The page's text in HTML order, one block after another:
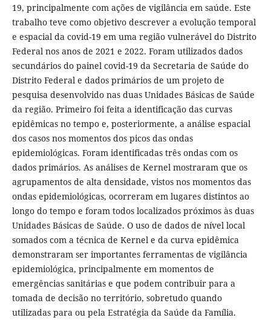
19, principalmente com ações de vigilância em saúde. Este
trabalho teve como objetivo descrever a evolução temporal
e espacial da covid-19 em uma região vulnerável do Distrito
Federal nos anos de 2021 e 2022. Foram utilizados dados
secundários do painel covid-19 da Secretaria de Saúde do
Distrito Federal e dados primários de um projeto de
pesquisa desenvolvido nas duas Unidades Básicas de Saúde
da região. Primeiro foi feita a identificação das curvas
epidêmicas no tempo e, posteriormente, a análise espacial
dos casos nos momentos dos picos das ondas
epidemiológicas. Foram identificadas três ondas com os
dados primários. As análises de Kernel mostraram que os
agrupamentos de alta densidade, vistos nos momentos das
ondas epidemiológicas, ocorreram em lugares distintos ao
longo do tempo e foram todos localizados próximos às duas
Unidades Básicas de Saúde. O uso de dados de nível local
somados com a técnica de Kernel e da curva epidêmica
demonstraram ser importantes ferramentas de vigilância
epidemiológica, principalmente em momentos de
emergências sanitárias e que podem contribuir para a
tomada de decisão no território, sobretudo quando
utilizadas para ou pela Estratégia da Saúde da Família.